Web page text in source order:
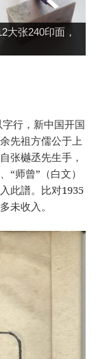
大张240印面，
行，新中国开国
先祖方儒公于上
张樾丞先生手，
“师曾”（白文）
此譜。比对1935
未收入。